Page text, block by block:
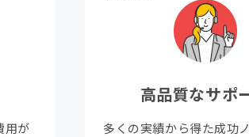
用が
高品質なサポ
多くの実績から得た成功